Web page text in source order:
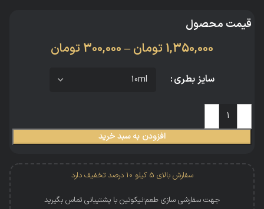
قیمت محصول
1,350,000 تومان –
300,000 تومان
سایز بطری
افزودن به سبد خرید
سفارش بالای 5 کیلو 10 درصد تخفیف دارد
جهت سفارشی سازی طعم؛نیکوتین با پشتیبانی تماس بگیرید